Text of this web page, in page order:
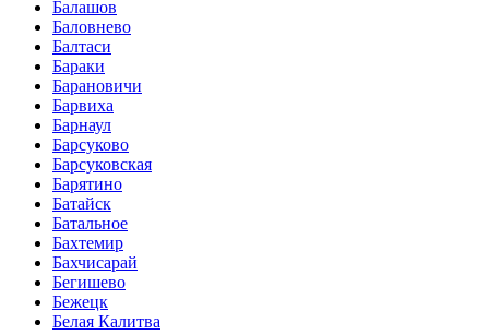
Балашов
Баловнево
Балтаси
Бараки
Барановичи
Барвиха
Барнаул
Барсуково
Барсуковская
Барятино
Батайск
Батальное
Бахтемир
Бахчисарай
Бегишево
Бежецк
Белая Калитва